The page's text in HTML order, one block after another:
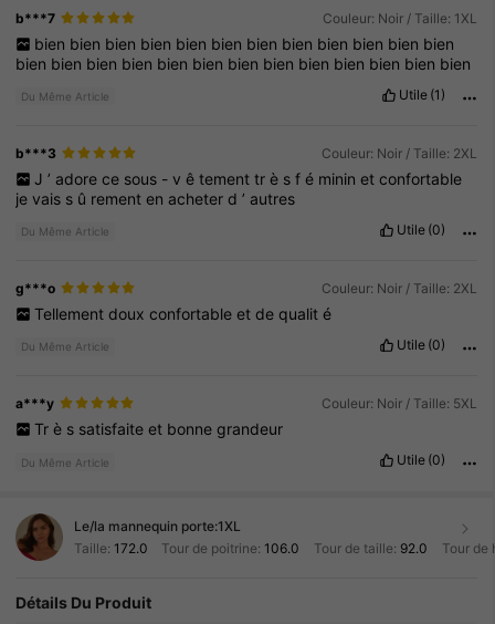
b***7 Couleur: Noir / Taille: 1XL
bien bien bien bien bien bien bien bien bien bien bien bien
bien bien bien bien bien bien bien bien bien bien bien bien bien
Du Même Article Utile (1)
b***3 Couleur: Noir / Taille: 2XL
J ’ adore ce sous - v ê tement tr è s f é minin et confortable
jevais s û rementen acheterd’ autres
Du Même Article Utile (0)
g***o Couleur: Noir / Taille: 2XL
Tellement doux confortable et de qualit é
Du Même Article Utile (0)
a***y Couleur: Noir / Taille: 5XL
Tr è s satisfaite et bonne grandeur
Du Même Article Utile (0)
Le/la mannequin porte:1XL
Taille: 172.0 Tour de poitrine: 106.0 Tour de taille: 92.0 Tour de
Détails Du Produit